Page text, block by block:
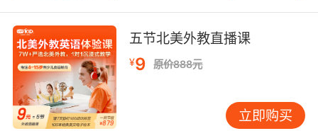
见错误与纠正 在学习连系动词的过程中，学生常
犯以下错误： 混淆连系动词和动作动词：有些动
词既可以作连系动词，也可以作动作动词，如
feel。例如：I feel the fabric.（我触摸布料。）
是动作动词；I feel tired.（我感到累。）是连系
动词。 误用表语：连系动词后应接形容词或名
词，而不是副词。例如：She looks beautifully.
五节北美外教直播课
¥9 原价888元
立即购买